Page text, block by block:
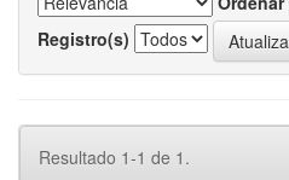
Registro(s)
Resultado 1-1 de 1.